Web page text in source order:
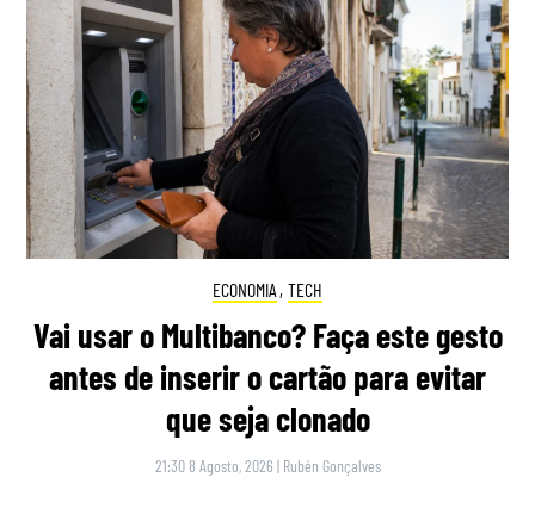
ECONOMIA , TECH
Vai usar o Multibanco? Faça este gesto
antes de inserir o cartão para evitar
que seja clonado
21:30 8 Agosto, 2026 | Rubén Gonçalves